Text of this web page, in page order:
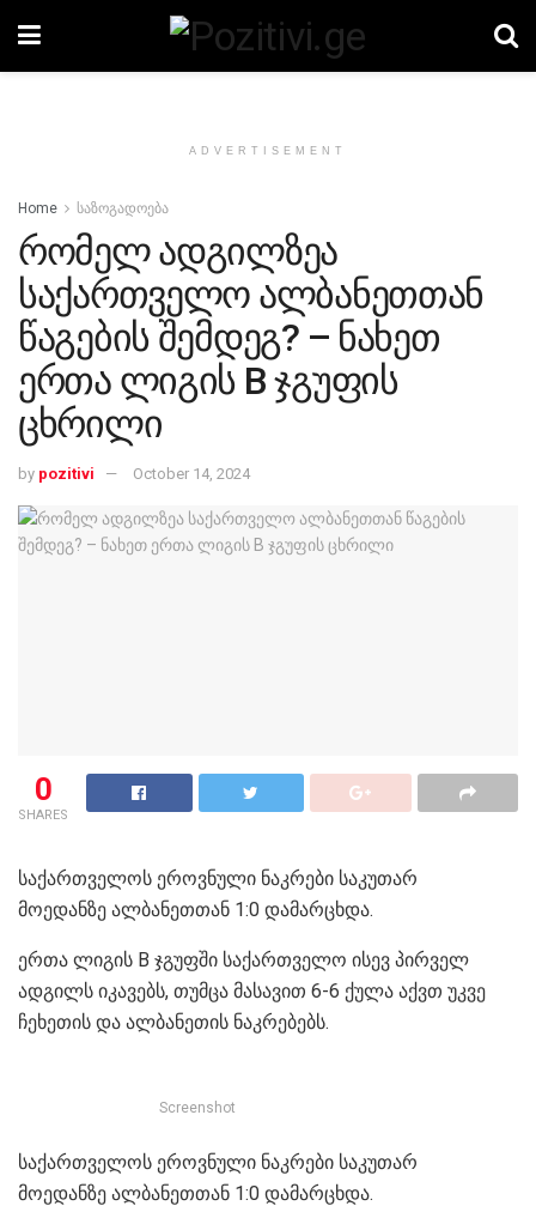
ADVERTISEMENT
Home საზოგადოება
რომელ ადგილზეა
საქართველო ალბანეთთან
წაგების შემდეგ? – ნახეთ
ერთა ლიგის B ჯგუფის
ცხრილი
by pozitivi October 14, 2024
0
SHARES
საქართველოს ეროვნული ნაკრები საკუთარ
მოედანზე ალბანეთთან 1:0 დამარცხდა.
ერთა ლიგის B ჯგუფში საქართველო ისევ პირველ
ადგილს იკავებს, თუმცა მასავით 6-6 ქულა აქვთ უკვე
ჩეხეთის და ალბანეთის ნაკრებებს.
Screenshot
საქართველოს ეროვნული ნაკრები საკუთარ
მოედანზე ალბანეთთან 1:0 დამარცხდა.